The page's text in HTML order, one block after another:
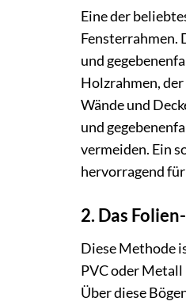
Eine der
Fensterrahmen.
und
Holzrahmen,
Wände und
und
vermeiden. Ein
hervorragend
2. Das
Diese Methode
PVC oder Metall
Über diese